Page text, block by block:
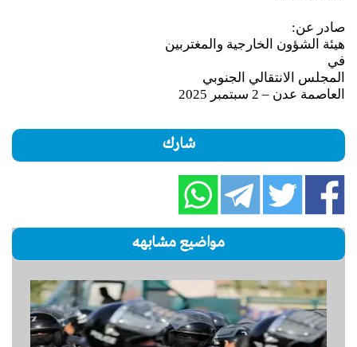
‏صادر عن:
‏هيئة الشؤون الخارجية والمغتربين
‏في
‏المجلس الانتقالي الجنوبي
‏العاصمة عدن – 2 سبتمبر 2025
شارك
مواضيع مشابهه